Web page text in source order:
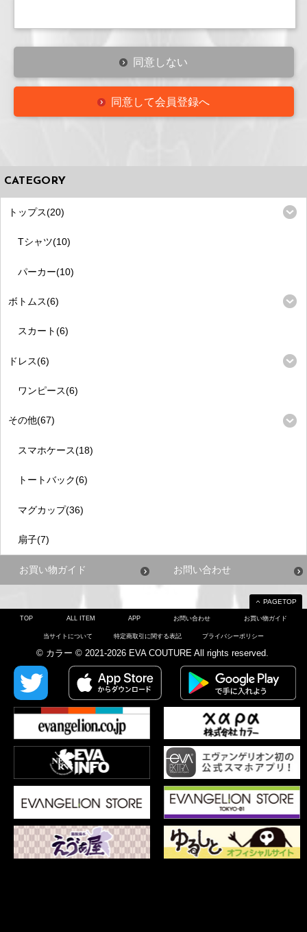
同意しない
同意して会員登録へ
CATEGORY
トップス(20)
Tシャツ(10)
パーカー(10)
ボトムス(6)
スカート(6)
ドレス(6)
ワンピース(6)
その他(67)
スマホケース(18)
トートバック(6)
マグカップ(36)
扇子(7)
お買い物ガイド お問い合わせ
PAGETOP
TOP ALL ITEM APP お問い合わせ お買い物ガイド
当サイトについて 特定商取引に関する表記 プライバシーポリシー
© カラー © 2021-2026 EVA COUTURE All rights reserved.